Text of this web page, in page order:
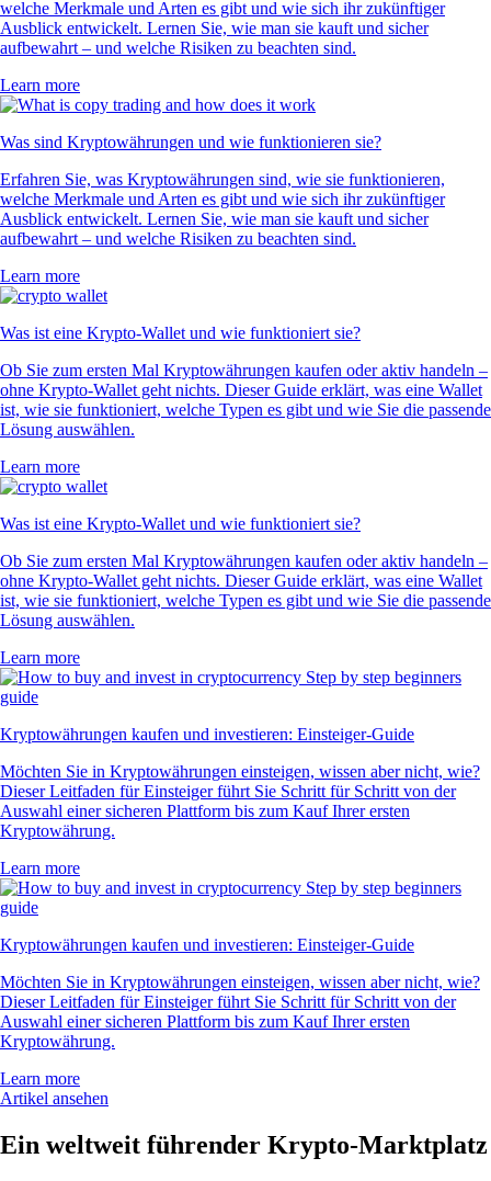
welche Merkmale und Arten es gibt und wie sich ihr zukünftiger
Ausblick entwickelt. Lernen Sie, wie man sie kauft und sicher
aufbewahrt – und welche Risiken zu beachten sind.
Learn more
Was sind Kryptowährungen und wie funktionieren sie?
Erfahren Sie, was Kryptowährungen sind, wie sie funktionieren,
welche Merkmale und Arten es gibt und wie sich ihr zukünftiger
Ausblick entwickelt. Lernen Sie, wie man sie kauft und sicher
aufbewahrt – und welche Risiken zu beachten sind.
Learn more
Was ist eine Krypto-Wallet und wie funktioniert sie?
Ob Sie zum ersten Mal Kryptowährungen kaufen oder aktiv handeln –
ohne Krypto-Wallet geht nichts. Dieser Guide erklärt, was eine Wallet
ist, wie sie funktioniert, welche Typen es gibt und wie Sie die passende
Lösung auswählen.
Learn more
Was ist eine Krypto-Wallet und wie funktioniert sie?
Ob Sie zum ersten Mal Kryptowährungen kaufen oder aktiv handeln –
ohne Krypto-Wallet geht nichts. Dieser Guide erklärt, was eine Wallet
ist, wie sie funktioniert, welche Typen es gibt und wie Sie die passende
Lösung auswählen.
Learn more
Kryptowährungen kaufen und investieren: Einsteiger-Guide
Möchten Sie in Kryptowährungen einsteigen, wissen aber nicht, wie?
Dieser Leitfaden für Einsteiger führt Sie Schritt für Schritt von der
Auswahl einer sicheren Plattform bis zum Kauf Ihrer ersten
Kryptowährung.
Learn more
Kryptowährungen kaufen und investieren: Einsteiger-Guide
Möchten Sie in Kryptowährungen einsteigen, wissen aber nicht, wie?
Dieser Leitfaden für Einsteiger führt Sie Schritt für Schritt von der
Auswahl einer sicheren Plattform bis zum Kauf Ihrer ersten
Kryptowährung.
Learn more
Artikel ansehen
Ein weltweit führender Krypto-Marktplatz